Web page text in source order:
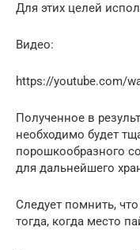
Для этих целей
Видео:
https://youtube.com/
Полученное в
необходимо будет
порошкообразного
для дальнейшего
Следует помнить,
тогда, когда место